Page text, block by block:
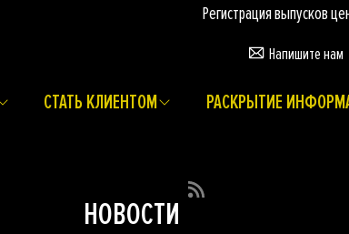
Регистрация выпусков ценных
Напишите нам
СТАТЬ КЛИЕНТОМ РАСКРЫТИЕ
НОВОСТИ